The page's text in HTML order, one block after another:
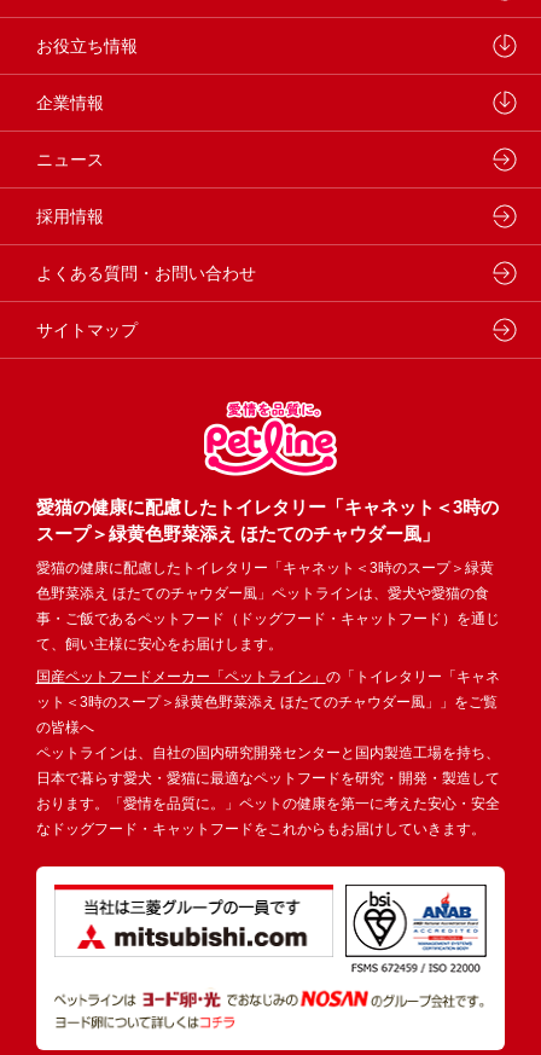
愛猫の健康に配慮したトイレタリー「キャネット＜3時の
スープ＞緑黄色野菜添え ほたてのチャウダー風」
愛猫の健康に配慮したトイレタリー「キャネット＜3時のスープ＞緑黄
色野菜添え ほたてのチャウダー風」ペットラインは、愛犬や愛猫の食
事・ご飯であるペットフード（ドッグフード・キャットフード）を通じ
て、飼い主様に安心をお届けします。
国産ペットフードメーカー「ペットライン」 の「トイレタリー「キャネ
ット＜3時のスープ＞緑黄色野菜添え ほたてのチャウダー風」」をご覧
の皆様へ
ペットラインは、自社の国内研究開発センターと国内製造工場を持ち、
日本で暮らす愛犬・愛猫に最適なペットフードを研究・開発・製造して
おります。「愛情を品質に。」ペットの健康を第一に考えた安心・安全
なドッグフード・キャットフードをこれからもお届けしていきます。
学会・論文発表
製品・品質管理
キャットフード
小動物
動物病院専用フード
フードコンシェル
ウェルネスナビ
しあわせマルシェ
どうぶつ病院宅配便
お役立ち情報
ペットライン 犬ノート
ペットライン 猫ノート
狂犬病予防
企業情報
会社概要・事業所
代表メッセージ
企業理念・ビジョン
ニュース
採用情報
よくある質問・お問い合わせ
サイトマップ